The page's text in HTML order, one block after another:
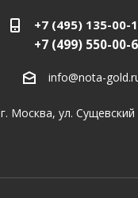
+7 (495) 135-00-
+7 (499) 550-00-
info@nota-
г. Москва, ул. Сущевский